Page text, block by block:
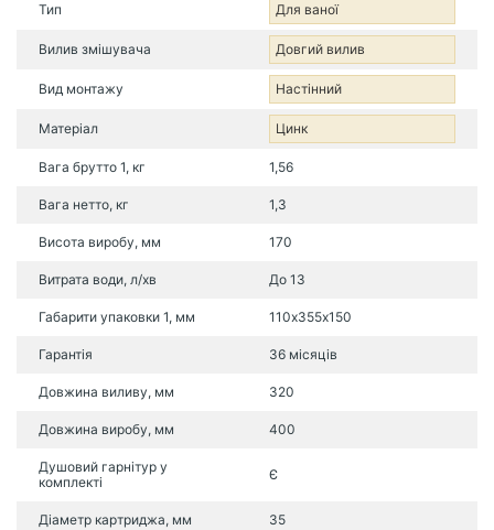
Тип Для ваної
Вилив змішувача Довгий вилив
Вид монтажу Настінний
Матеріал Цинк
Вага брутто 1, кг 1,56
Вага нетто, кг 1,3
Висота виробу, мм 170
Витрата води, л/хв До 13
Габарити упаковки 1, мм 110х355х150
Гарантія 36 місяців
Довжина виливу, мм 320
Довжина виробу, мм 400
Душовий гарнітур у
комплекті
Є
Діаметр картриджа, мм 35